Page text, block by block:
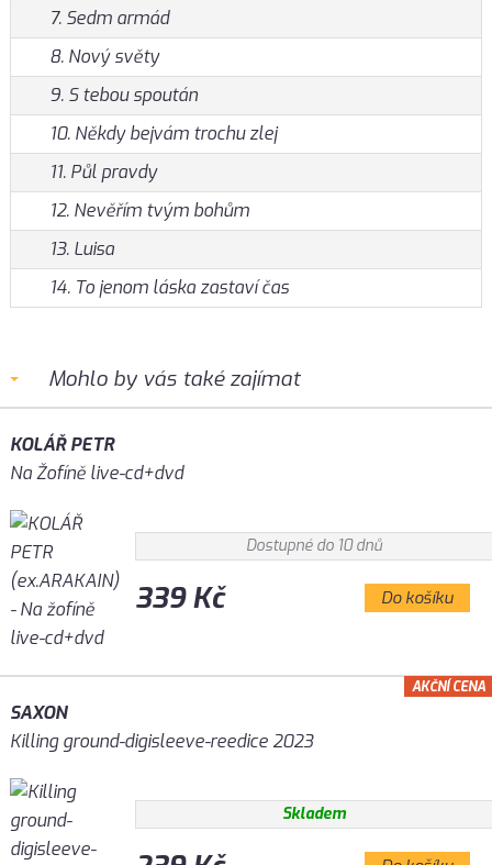
7. Sedm armád
8. Nový světy
9. S tebou spoután
10. Někdy bejvám trochu zlej
11. Půl pravdy
12. Nevěřím tvým bohům
13. Luisa
14. To jenom láska zastaví čas
Mohlo by vás také zajímat
KOLÁŘ PETR
Na Žofíně live-cd+dvd
Dostupné do 10 dnů
339 Kč Do košíku
SAXON
Killing ground-digisleeve-reedice 2023
Skladem
AKČNÍ CENA